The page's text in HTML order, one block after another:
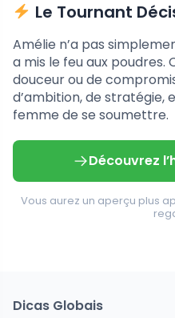
Le Tournant
Amélie n’a pas
a mis le feu aux poudres.
douceur ou de
d’ambition, de stratégie,
femme de se soumettre.
Découvrez
Vous aurez un aperçu plus
Dicas Globais